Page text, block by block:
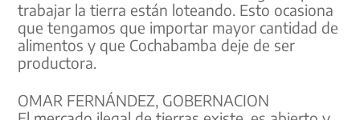
trabajar la tierra están loteando. Esto ocasiona
que tengamos que importar mayor cantidad de
alimentos y que Cochabamba deje de ser
productora.
OMAR FERNÁNDEZ, GOBERNACION